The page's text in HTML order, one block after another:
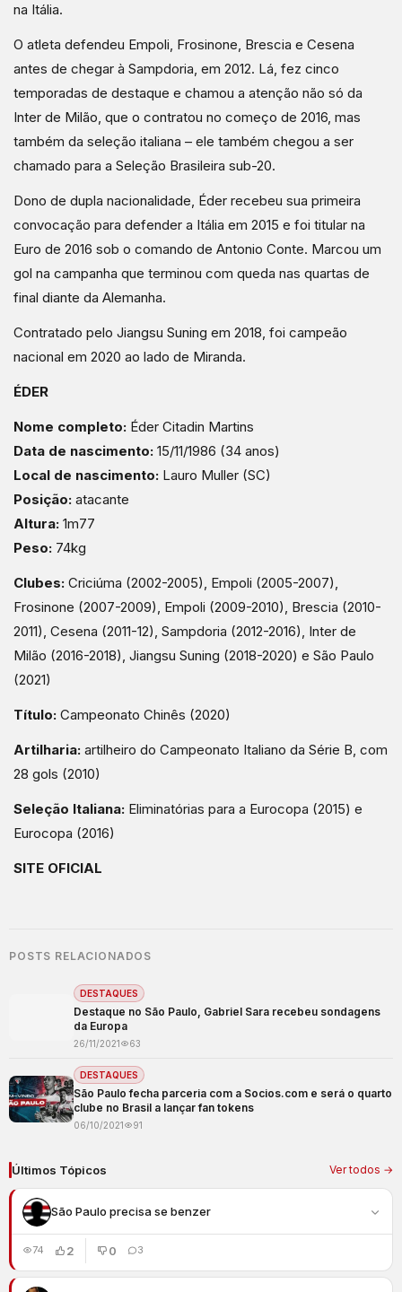
na Itália.
O atleta defendeu Empoli, Frosinone, Brescia e Cesena
antes de chegar à Sampdoria, em 2012. Lá, fez cinco
temporadas de destaque e chamou a atenção não só da
Inter de Milão, que o contratou no começo de 2016, mas
também da seleção italiana – ele também chegou a ser
chamado para a Seleção Brasileira sub-20.
Dono de dupla nacionalidade, Éder recebeu sua primeira
convocação para defender a Itália em 2015 e foi titular na
Euro de 2016 sob o comando de Antonio Conte. Marcou um
gol na campanha que terminou com queda nas quartas de
final diante da Alemanha.
Contratado pelo Jiangsu Suning em 2018, foi campeão
nacional em 2020 ao lado de Miranda.
ÉDER
Nome completo: Éder Citadin Martins
Data de nascimento: 15/11/1986 (34 anos)
Local de nascimento: Lauro Muller (SC)
Posição: atacante
Altura: 1m77
Peso: 74kg
Clubes: Criciúma (2002-2005), Empoli (2005-2007),
Frosinone (2007-2009), Empoli (2009-2010), Brescia (2010-
2011), Cesena (2011-12), Sampdoria (2012-2016), Inter de
Milão (2016-2018), Jiangsu Suning (2018-2020) e São Paulo
(2021)
Título: Campeonato Chinês (2020)
Artilharia: artilheiro do Campeonato Italiano da Série B, com
28 gols (2010)
Seleção Italiana: Eliminatórias para a Eurocopa (2015) e
Eurocopa (2016)
SITE OFICIAL
POSTS RELACIONADOS
DESTAQUES
Destaque no São Paulo, Gabriel Sara recebeu sondagens
da Europa
26/11/2021 63
DESTAQUES
São Paulo fecha parceria com a Socios.com e será o quarto
clube no Brasil a lançar fan tokens
06/10/2021 91
Últimos Tópicos Ver todos →
São Paulo precisa se benzer
74 2 0 3